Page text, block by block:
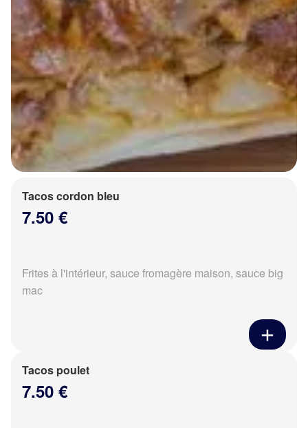
Tacos cordon bleu
7.50 €
Frites à l'intérieur, sauce fromagère maison, sauce big
mac
Tacos poulet
7.50 €